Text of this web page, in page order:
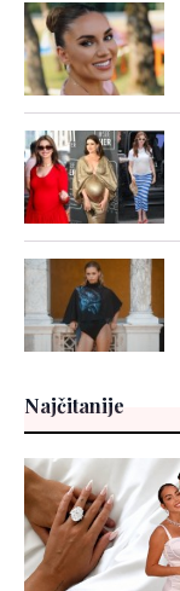
Najčitanije